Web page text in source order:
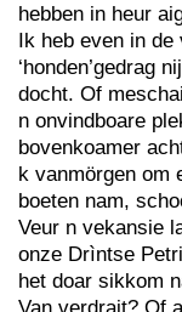
hebben in heur
Ik heb even in
‘honden’gedrag
docht. Of
n onvindboare
bovenkoamer
k vanmörgen om
boeten nam,
Veur n vekansie
onze Drìntse
het doar sikkom
Van verdrait? Of